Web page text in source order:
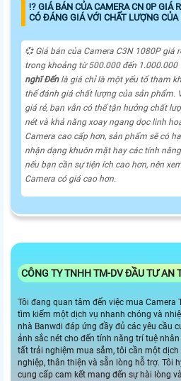
⁉️ GIÁ BÁN CỦA CAMERA CN 0P GIÁ
CÓ ĐÁNG GIÁ VỚI CHẤT LƯỢNG CỦA
💞 Giá bán của Camera C3N 1080P giá
trong khoảng từ 500.000 đến 1.000.000
nghĩ Đếnlà giá chỉ là một yếu tố tham
thể đánh giá chất lượng của sản phẩm.
giá rẻ, bạn vẫn có thể tận hưởng chất
nét và khả năng xoay ngang dọc linh
Camera cao cấp hơn, sản phẩm sẽ có
nhận dạng khuôn mặt hay các tính
nếu bạn cần sự tiện ích cao hơn, nên
Camera có giá cao hơn.
CÔNG TY TNHH TM-DV ĐẦU TƯ AN
Tôi đang quan tâm đến việc mua Camera
tìm kiếm một dịch vụ nhanh chóng và
nhà Banwdi đáp ứng đầy đủ các yêu cầu
ảnh sắc nét cho đến tính năng trí tuệ nhân
tất trải nghiệm mua sắm, tôi cần một dịch
nghiệp, thân thiện và sẵn lòng hỗ trợ. Tôi
cung cấp cam kết mang đến sự hài lòng